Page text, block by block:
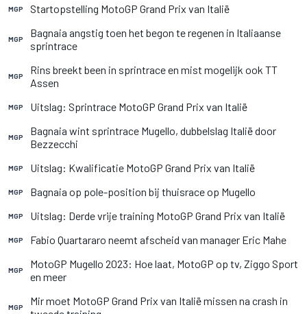
MGP Startopstelling MotoGP Grand Prix van Italië
MGP
Bagnaia angstig toen het begon te regenen in Italiaanse
sprintrace
MGP
Rins breekt been in sprintrace en mist mogelijk ook TT
Assen
MGP Uitslag: Sprintrace MotoGP Grand Prix van Italië
MGP
Bagnaia wint sprintrace Mugello, dubbelslag Italië door
Bezzecchi
MGP Uitslag: Kwalificatie MotoGP Grand Prix van Italië
MGP Bagnaia op pole-position bij thuisrace op Mugello
MGP Uitslag: Derde vrije training MotoGP Grand Prix van Italië
MGP Fabio Quartararo neemt afscheid van manager Eric Mahe
MGP
MotoGP Mugello 2023: Hoe laat, MotoGP op tv, Ziggo Sport
en meer
MGP
Mir moet MotoGP Grand Prix van Italië missen na crash in